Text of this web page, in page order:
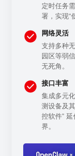
定时任务需
署，实
网络灵活
支持多种无
园区等弱信
无死角。
接口丰富
集成多元化接
测设备及其
控软件” 延
界。